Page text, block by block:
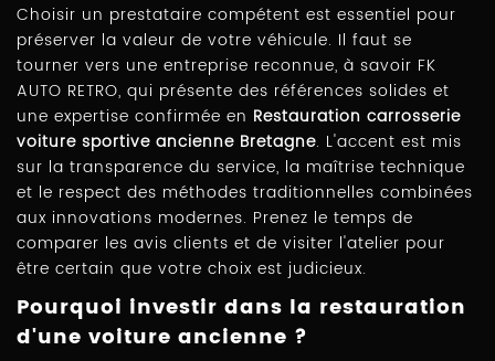
Choisir un prestataire compétent est essentiel pour
préserver la valeur de votre véhicule. Il faut se
tourner vers une entreprise reconnue, à savoir FK
AUTO RETRO, qui présente des références solides et
une expertise confirmée en Restauration carrosserie
voiture sportive ancienne Bretagne. L'accent est mis
sur la transparence du service, la maîtrise technique
et le respect des méthodes traditionnelles combinées
aux innovations modernes. Prenez le temps de
comparer les avis clients et de visiter l'atelier pour
être certain que votre choix est judicieux.
Pourquoi investir dans la restauration
d'une voiture ancienne ?